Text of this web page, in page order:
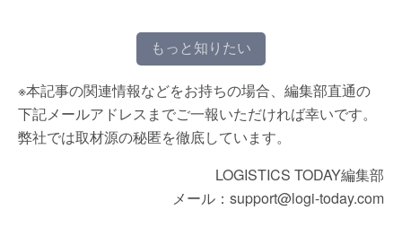
もっと知りたい
※本記事の関連情報などをお持ちの場合、編集部直通の
下記メールアドレスまでご一報いただければ幸いです。
弊社では取材源の秘匿を徹底しています。
LOGISTICS TODAY編集部
メール：support@logi-today.com